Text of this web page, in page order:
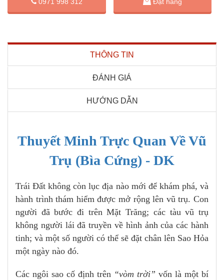
0971 998 312
THÔNG TIN
ĐÁNH GIÁ
HƯỚNG DẪN
Thuyết Minh Trực Quan Về Vũ
Trụ (Bìa Cứng) - DK
Trái Đất không còn lục địa nào mới để khám phá, và
hành trình thám hiểm được mở rộng lên vũ trụ. Con
người đã bước đi trên Mặt Trăng; các tàu vũ trụ
không người lái đã truyền về hình ảnh của các hành
tinh; và một số người có thể sẽ đặt chân lên Sao Hỏa
một ngày nào đó.
Các ngôi sao cố định trên “vòm trời” vốn là một bí